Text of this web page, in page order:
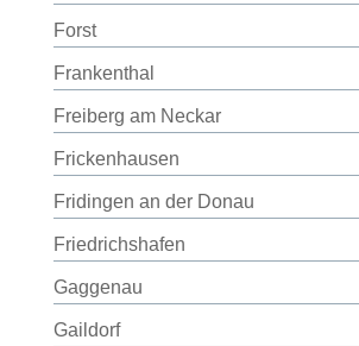
Forst
Frankenthal
Freiberg am Neckar
Frickenhausen
Fridingen an der Donau
Friedrichshafen
Gaggenau
Gaildorf